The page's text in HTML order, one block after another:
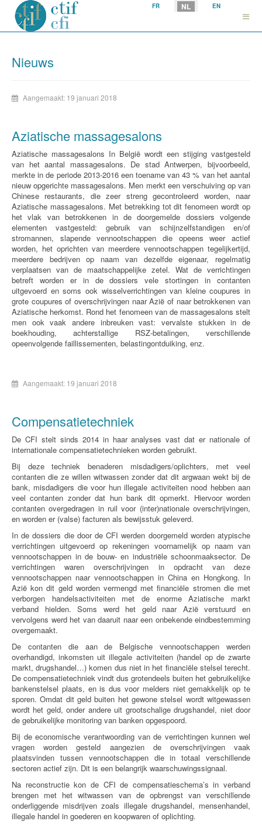
Selecteer uw taal
FR NL EN
Nieuws
Aangemaakt: 19 januari 2018
Aziatische massagesalons
Aziatische massagesalons In België wordt een stijging vastgesteld
van het aantal massagesalons. De stad Antwerpen, bijvoorbeeld,
merkte in de periode 2013-2016 een toename van 43 % van het aantal
nieuw opgerichte massagesalons. Men merkt een verschuiving op van
Chinese restaurants, die zeer streng gecontroleerd worden, naar
Aziatische massagesalons. Met betrekking tot dit fenomeen wordt op
het vlak van betrokkenen in de doorgemelde dossiers volgende
elementen vastgesteld: gebruik van schijnzelfstandigen en/of
stromannen, slapende vennootschappen die opeens weer actief
worden, het oprichten van meerdere vennootschappen tegelijkertijd,
meerdere bedrijven op naam van dezelfde eigenaar, regelmatig
verplaatsen van de maatschappelijke zetel. Wat de verrichtingen
betreft worden er in de dossiers vele stortingen in contanten
uitgevoerd en soms ook wisselverrichtingen van kleine coupures in
grote coupures of overschrijvingen naar Azië of naar betrokkenen van
Aziatische herkomst. Rond het fenomeen van de massagesalons stelt
men ook vaak andere inbreuken vast: vervalste stukken in de
boekhouding, achterstallige RSZ-betalingen, verschillende
opeenvolgende faillissementen, belastingontduiking, enz.
Aangemaakt: 19 januari 2018
Compensatietechniek
De CFI stelt sinds 2014 in haar analyses vast dat er nationale of
internationale compensatietechnieken worden gebruikt.
Bij deze techniek benaderen misdadigers/oplichters, met veel
contanten die ze willen witwassen zonder dat dit argwaan wekt bij de
bank, misdadigers die voor hun illegale activiteiten nood hebben aan
veel contanten zonder dat hun bank dit opmerkt. Hiervoor worden
contanten overgedragen in ruil voor (inter)nationale overschrijvingen,
en worden er (valse) facturen als bewijsstuk geleverd.
In de dossiers die door de CFI werden doorgemeld worden atypische
verrichtingen uitgevoerd op rekeningen voornamelijk op naam van
vennootschappen in de bouw- en industriële schoonmaaksector. De
verrichtingen waren overschrijvingen in opdracht van deze
vennootschappen naar vennootschappen in China en Hongkong. In
Azië kon dit geld worden vermengd met financiële stromen die met
verborgen handelsactiviteiten met de enorme Aziatische markt
verband hielden. Soms werd het geld naar Azië verstuurd en
vervolgens werd het van daaruit naar een onbekende eindbestemming
overgemaakt.
De contanten die aan de Belgische vennootschappen werden
overhandigd, inkomsten uit illegale activiteiten (handel op de zwarte
markt, drugshandel…) komen dus niet in het financiële stelsel terecht.
De compensatietechniek vindt dus grotendeels buiten het gebruikelijke
bankenstelsel plaats, en is dus voor melders niet gemakkelijk op te
sporen. Omdat dit geld buiten het gewone stelsel wordt witgewassen
wordt het geld, onder andere uit grootschalige drugshandel, niet door
de gebruikelijke monitoring van banken opgespoord.
Bij de economische verantwoording van de verrichtingen kunnen wel
vragen worden gesteld aangezien de overschrijvingen vaak
plaatsvinden tussen vennootschappen die in totaal verschillende
sectoren actief zijn. Dit is een belangrijk waarschuwingssignaal.
Na reconstructie kon de CFI de compensatieschema’s in verband
brengen met het witwassen van de opbrengst van verschillende
onderliggende misdrijven zoals illegale drugshandel, mensenhandel,
illegale handel in goederen en koopwaren of oplichting.